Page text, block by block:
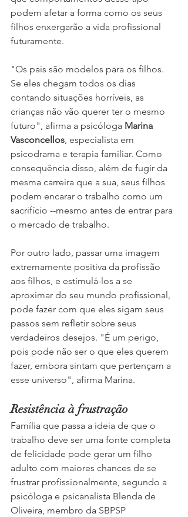
podem afetar a forma como os seus
filhos enxergarão a vida profissional
futuramente.
"Os pais são modelos para os filhos.
Se eles chegam todos os dias
contando situações horríveis, as
crianças não vão querer ter o mesmo
futuro", afirma a psicóloga Marina
Vasconcellos, especialista em
psicodrama e terapia familiar. Como
consequência disso, além de fugir da
mesma carreira que a sua, seus filhos
podem encarar o trabalho como um
sacrifício --mesmo antes de entrar para
o mercado de trabalho.
Por outro lado, passar uma imagem
extremamente positiva da profissão
aos filhos, e estimulá-los a se
aproximar do seu mundo profissional,
pode fazer com que eles sigam seus
passos sem refletir sobre seus
verdadeiros desejos. "É um perigo,
pois pode não ser o que eles querem
fazer, embora sintam que pertençam a
esse universo", afirma Marina.
Resistência à frustração
Família que passa a ideia de que o
trabalho deve ser uma fonte completa
de felicidade pode gerar um filho
adulto com maiores chances de se
frustrar profissionalmente, segundo a
psicóloga e psicanalista Blenda de
Oliveira, membro da SBPSP